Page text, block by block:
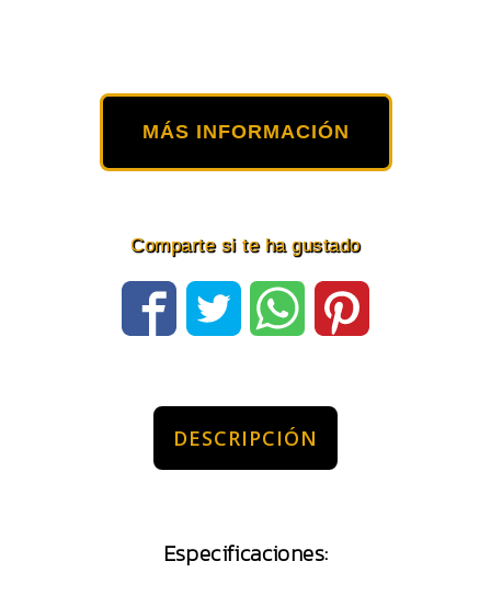
MÁS INFORMACIÓN
Comparte si te ha gustado
DESCRIPCIÓN
Especificaciones: